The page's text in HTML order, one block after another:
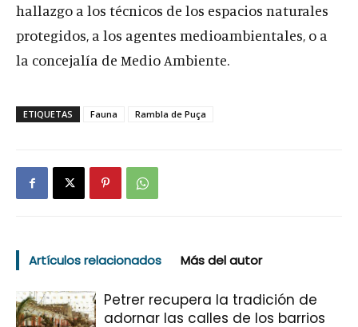
hallazgo a los técnicos de los espacios naturales
protegidos, a los agentes medioambientales, o a
la concejalía de Medio Ambiente.
ETIQUETAS Fauna Rambla de Puça
Artículos relacionados Más del autor
Petrer recupera la tradición de
adornar las calles de los barrios